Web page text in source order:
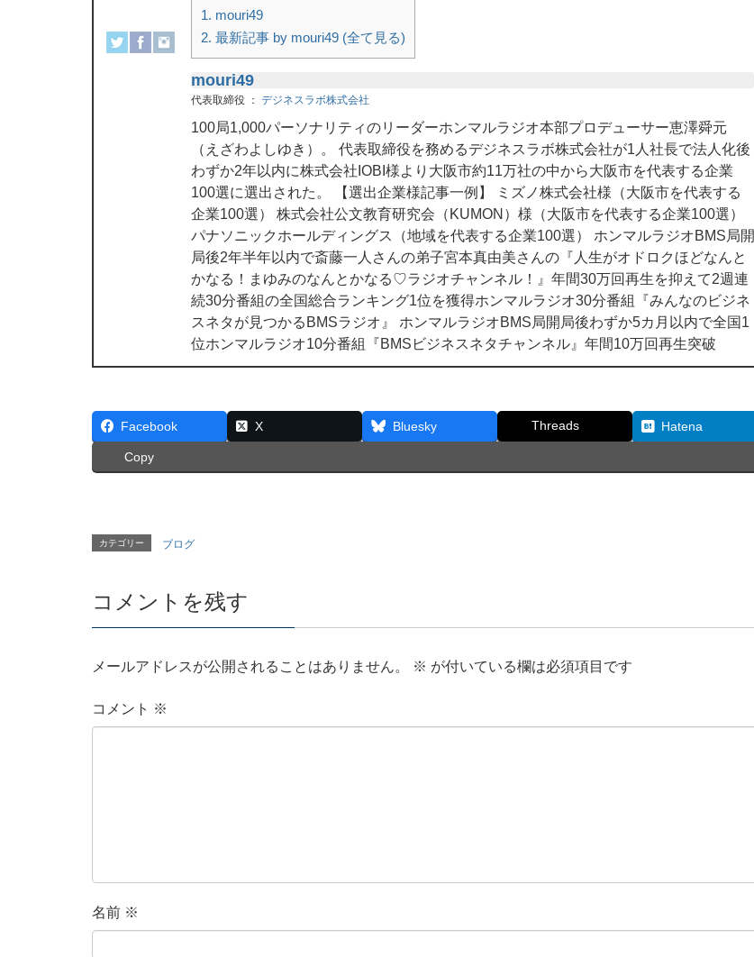
使
っ
て
く
だ
さ
い。
1. mouri49
2. 最新記事 by mouri49 (全て見る)
mouri49
代表取締役 ： デジネスラボ株式会社
100局1,000パーソナリティのリーダーホンマルラジオ本部プロデューサー恵澤舜元
（えざわよしゆき）。 代表取締役を務めるデジネスラボ株式会社が1人社長で法人化後
わずか2年以内に株式会社IOBI様より大阪市約11万社の中から大阪市を代表する企業
100選に選出された。 【選出企業様記事一例】 ミズノ株式会社様（大阪市を代表する
企業100選） 株式会社公文教育研究会（KUMON）様（大阪市を代表する企業100選）
パナソニックホールディングス（地域を代表する企業100選） ホンマルラジオBMS局開
局後2年半年以内で斎藤一人さんの弟子宮本真由美さんの『人生がオドロクほどなんと
かなる！まゆみのなんとかなる♡ラジオチャンネル！』年間30万回再生を抑えて2週連
続30分番組の全国総合ランキング1位を獲得ホンマルラジオ30分番組『みんなのビジネ
スネタが見つかるBMSラジオ』 ホンマルラジオBMS局開局後わずか5カ月以内で全国1
位ホンマルラジオ10分番組『BMSビジネスネタチャンネル』年間10万回再生突破
Facebook X Bluesky Threads Hatena
Copy
カテゴリー ブログ
コメントを残す
メールアドレスが公開されることはありません。 ※ が付いている欄は必須項目です
コメント ※
名前 ※